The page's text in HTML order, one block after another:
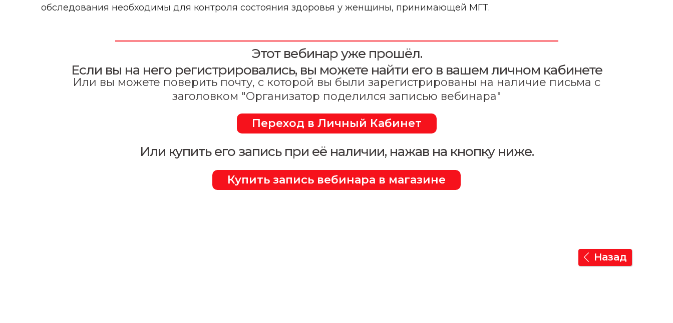
обследования необходимы для контроля состояния здоровья у женщины, принимающей МГТ.
Этот вебинар уже прошёл.
Если вы на него регистрировались, вы можете найти его в вашем личном кабинете
Или вы можете поверить почту, с которой вы были зарегистрированы на наличие письма с
заголовком "Организатор поделился записью вебинара"
Переход в Личный Кабинет
Или купить его запись при её наличии, нажав на кнопку ниже.
Купить запись вебинара в магазине
Назад